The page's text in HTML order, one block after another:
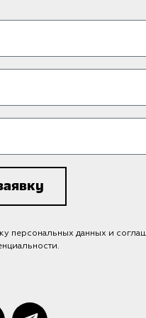
персональных данных и